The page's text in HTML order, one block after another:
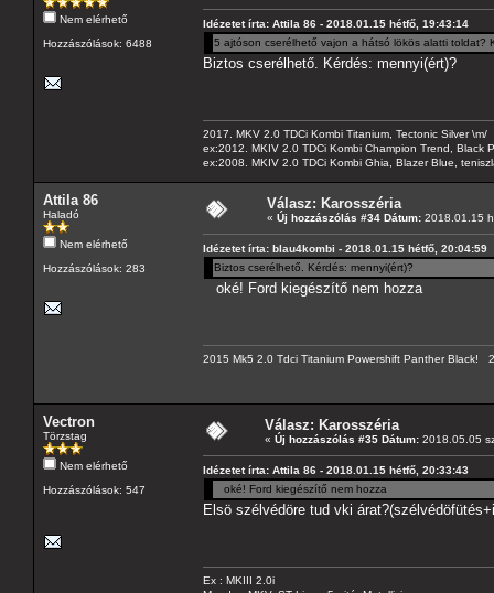
Nem elérhető
Hozzászólások: 6488
Idézetet írta: Attila 86 - 2018.01.15 hétfő, 19:43:14
5 ajtóson cserélhető vajon a hátsó lökös alatti toldat?
Biztos cserélhető. Kérdés: mennyi(ért)?
2017. MKV 2.0 TDCi Kombi Titanium, Tectonic Silver \m/
ex:2012. MKIV 2.0 TDCi Kombi Champion Trend, Black
ex:2008. MKIV 2.0 TDCi Kombi Ghia, Blazer Blue,
Attila 86
Haladó
Nem elérhető
Hozzászólások: 283
Válasz: Karosszéria
« Új hozzászólás #34 Dátum: 2018.01.15
Idézetet írta: blau4kombi - 2018.01.15 hétfő, 20:04:59
Biztos cserélhető. Kérdés: mennyi(ért)?
oké! Ford kiegészítő nem hozza
2015 Mk5 2.0 Tdci Titanium Powershift Panther
Vectron
Törzstag
Nem elérhető
Hozzászólások: 547
Válasz: Karosszéria
« Új hozzászólás #35 Dátum: 2018.05.05
Idézetet írta: Attila 86 - 2018.01.15 hétfő, 20:33:43
oké! Ford kiegészítő nem hozza
Elsö szélvédöre tud vki
Ex : MKIII 2.0i